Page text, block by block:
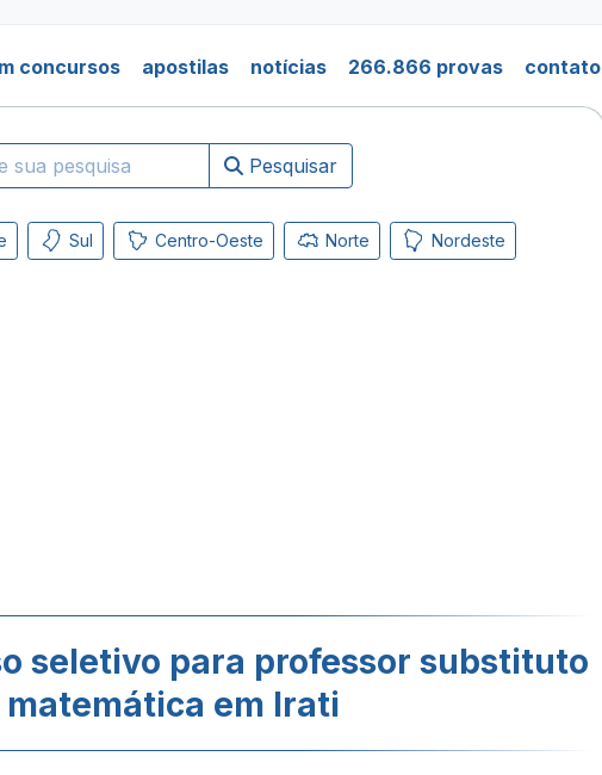
concursos apostilas notícias 266.866 provas contato
Pesquisar
Sul Centro-Oeste Norte Nordeste
seletivo para professor substituto
matemática em Irati